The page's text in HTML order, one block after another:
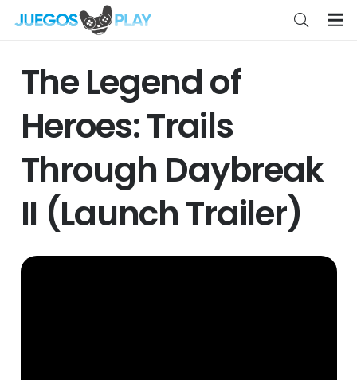
The Legend of
Heroes: Trails
Through Daybreak
II (Launch Trailer)